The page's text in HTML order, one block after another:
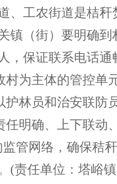
、工农街道是桔秆
镇（街）要明确到
，保证联系电话通
村为主体的管控单
护林员和治安联防
任明确、上下联动
管网络，确保秸
(责任单位：塔峪